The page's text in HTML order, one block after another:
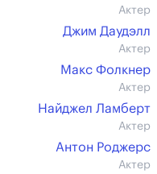
Актер
Джим Даудэлл
Актер
Макс Фолкнер
Актер
Найджел Ламберт
Актер
Антон Роджерс
Актер